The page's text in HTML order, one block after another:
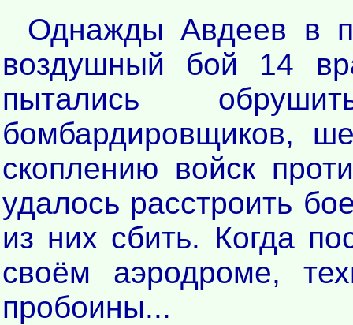
Однажды Авдеев в
воздушный бой 14
пытались
бомбардировщиков,
скоплению войск
удалось расстроить
из них сбить. Когда
своём аэродроме,
пробоины...